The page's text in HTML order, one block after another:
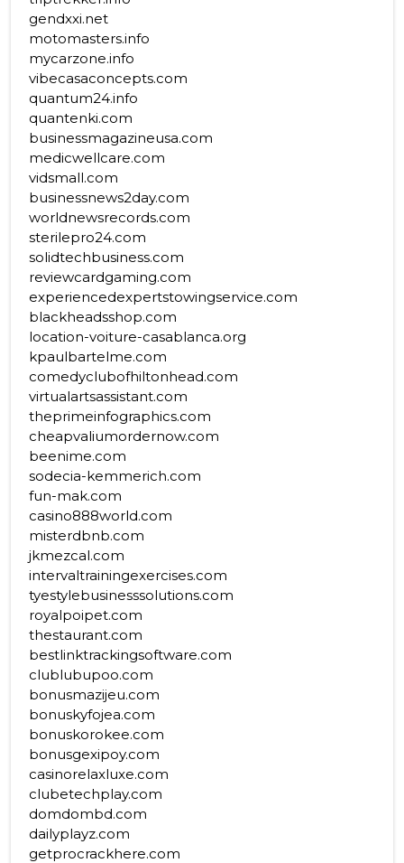
gendxxi.net
motomasters.info
mycarzone.info
vibecasaconcepts.com
quantum24.info
quantenki.com
businessmagazineusa.com
medicwellcare.com
vidsmall.com
businessnews2day.com
worldnewsrecords.com
sterilepro24.com
solidtechbusiness.com
reviewcardgaming.com
experiencedexpertstowingservice.com
blackheadsshop.com
location-voiture-casablanca.org
kpaulbartelme.com
comedyclubofhiltonhead.com
virtualartsassistant.com
theprimeinfographics.com
cheapvaliumordernow.com
beenime.com
sodecia-kemmerich.com
fun-mak.com
casino888world.com
misterdbnb.com
jkmezcal.com
intervaltrainingexercises.com
tyestylebusinesssolutions.com
royalpoipet.com
thestaurant.com
bestlinktrackingsoftware.com
clublubupoo.com
bonusmazijeu.com
bonuskyfojea.com
bonuskorokee.com
bonusgexipoy.com
casinorelaxluxe.com
clubetechplay.com
domdombd.com
dailyplayz.com
getprocrackhere.com